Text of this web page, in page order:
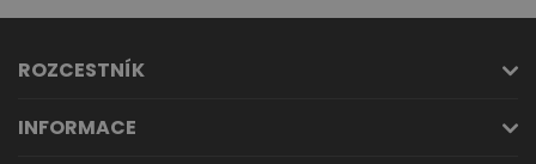
ROZCESTNÍK
INFORMACE